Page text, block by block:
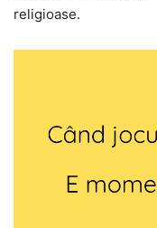
religioase.